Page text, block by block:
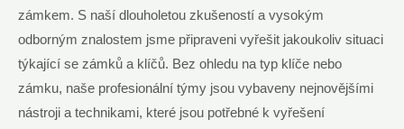
zámkem. S naší dlouholetou zkušeností a vysokým
odborným znalostem jsme připraveni vyřešit jakoukoliv situaci
týkající se zámků a klíčů. Bez ohledu na typ klíče nebo
zámku, naše profesionální týmy jsou vybaveny nejnovějšími
nástroji a technikami, které jsou potřebné k vyřešení